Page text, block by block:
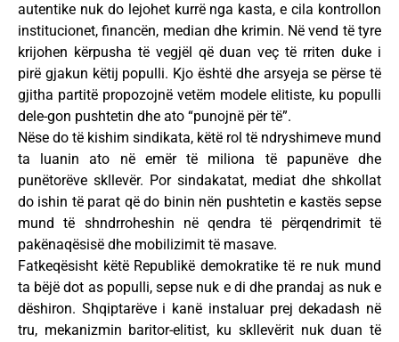
autentike nuk do lejohet kurrë nga kasta, e cila kontrollon
institucionet, financën, median dhe krimin. Në vend të tyre
krijohen kërpusha të vegjël që duan veç të rriten duke i
pirë gjakun këtij populli. Kjo është dhe arsyeja se përse të
gjitha partitë propozojnë vetëm modele elitiste, ku populli
dele-gon pushtetin dhe ato “punojnë për të”.
Nëse do të kishim sindikata, këtë rol të ndryshimeve mund
ta luanin ato në emër të miliona të papunëve dhe
punëtorëve skllevër. Por sindakatat, mediat dhe shkollat
do ishin të parat që do binin nën pushtetin e kastës sepse
mund të shndrroheshin në qendra të përqendrimit të
pakënaqësisë dhe mobilizimit të masave.
Fatkeqësisht këtë Republikë demokratike të re nuk mund
ta bëjë dot as populli, sepse nuk e di dhe prandaj as nuk e
dëshiron. Shqiptarëve i kanë instaluar prej dekadash në
tru, mekanizmin baritor-elitist, ku skllevërit nuk duan të